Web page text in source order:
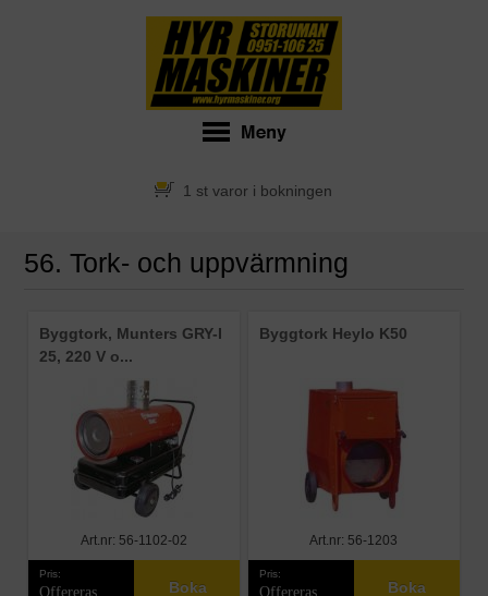
1 st varor i bokningen
56. Tork- och uppvärmning
Byggtork, Munters GRY-I
25, 220 V o...
Art.nr: 56-1102-02
Pris:
Offereras Boka
Byggtork Heylo K50
Art.nr: 56-1203
Pris:
Offereras Boka